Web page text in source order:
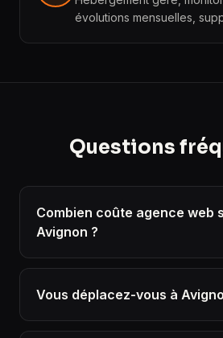
évolutions mensuelles,
Questions
Combien coûte agence web
Avignon ?
Vous déplacez-vous à